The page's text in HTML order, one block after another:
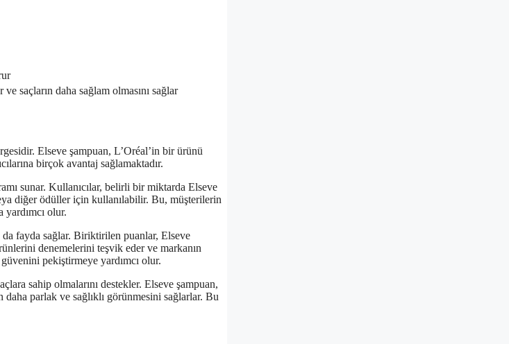
saçların daha sağlam olmasını sağlar
Elseve şampuan, L’Oréal’in bir ürünü
birçok avantaj sağlamaktadır.
sunar. Kullanıcılar, belirli bir miktarda Elseve
diğer ödüller için kullanılabilir. Bu, müşterilerin
yardımcı olur.
fayda sağlar. Biriktirilen puanlar, Elseve
denemelerini teşvik eder ve markanın
güvenini pekiştirmeye yardımcı olur.
sahip olmalarını destekler. Elseve şampuan,
daha parlak ve sağlıklı görünmesini sağlarlar. Bu